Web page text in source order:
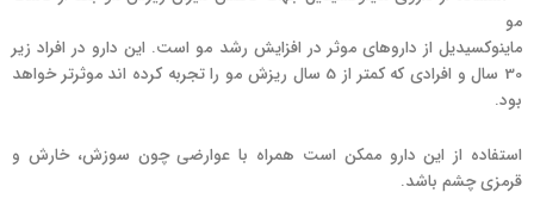
مو
ماینوکسیدیل از داروهای موثر در افزایش رشد مو است. این دارو در افراد زیر
30 سال و افرادی که کمتر از 5 سال ریزش مو را تجربه کرده اند موثرتر خواهد
بود.
استفاده از این دارو ممکن است همراه با عوارضی چون سوزش، خارش و
قرمزی چشم باشد.